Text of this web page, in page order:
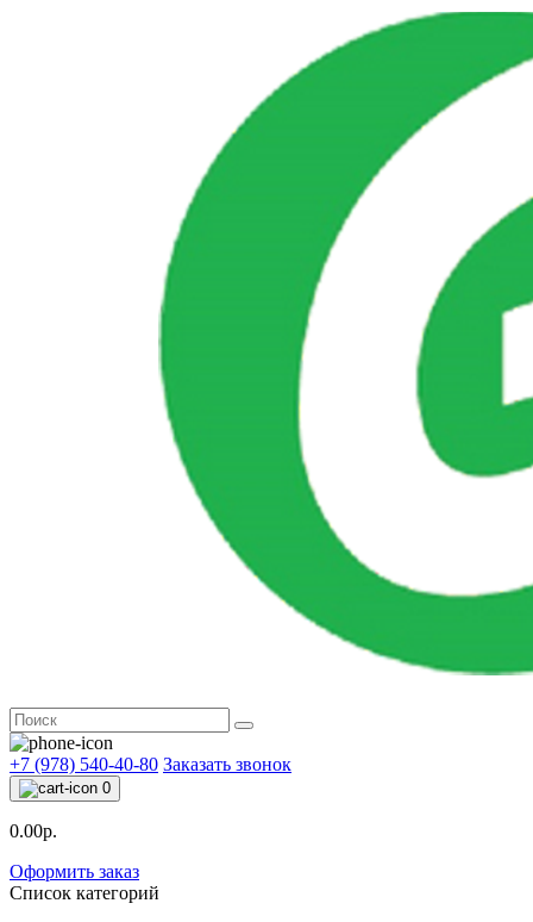
+7 (978) 540-40-80 Заказать звонок
0
0.00р.
Оформить заказ
Список категорий